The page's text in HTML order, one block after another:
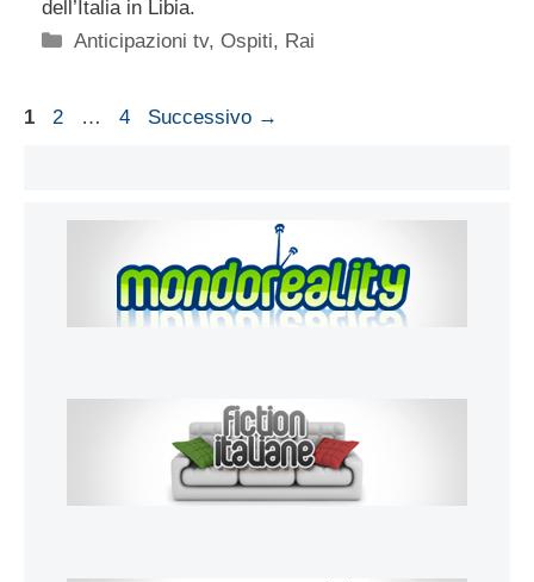
dell’Italia in Libia.
Categorie
Anticipazioni tv,Ospiti, Rai
Pagina
1 Pagina
2 … Pagina
4 Successivo →